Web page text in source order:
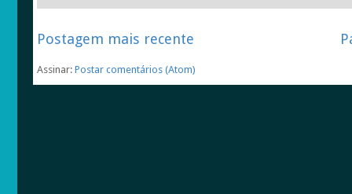
Postagem mais recente
Assinar: Postar comentários (Atom)